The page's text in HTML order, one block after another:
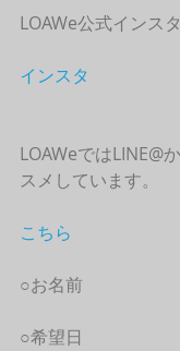
LOAWe公式インス
インスタ
LOAWeではLINE@
スメしています。
こちら
○お名前
○希望日